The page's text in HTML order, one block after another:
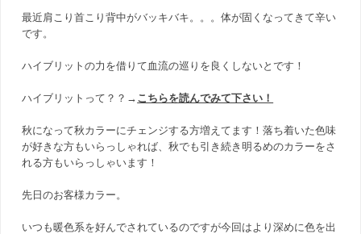
最近肩こり首こり背中がバッキバキ。。。体が固くなってきて辛い
です。
ハイブリットの力を借りて血流の巡りを良くしないとです！
ハイブリットって？？→ こちらを読んでみて下さい！
秋になって秋カラーにチェンジする方増えてます！落ち着いた色味
が好きな方もいらっしゃれば、秋でも引き続き明るめのカラーをさ
れる方もいらっしゃいます！
先日のお客様カラー。
いつも暖色系を好んでされているのですが今回はより深めに色を出